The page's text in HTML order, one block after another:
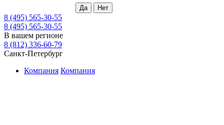
8 (495) 565-30-55
8 (495) 565-30-55
В вашем регионе
8 (812) 336-60-79
Санкт-Петербург
Компания Компания